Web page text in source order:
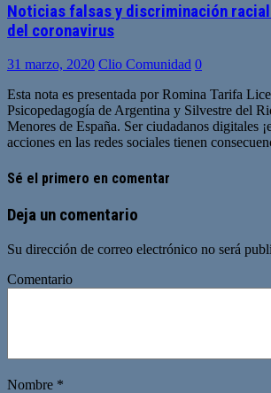
Noticias falsas y discriminación
del coronavirus
31 marzo, 2020 Clio Comunidad 0
Esta nota es presentada por Romina Tarifa
Psicopedagogía de Argentina y Silvestre del
Menores de España. Ser ciudadanos digitales
acciones en las redes sociales tienen
Sé el primero en comentar
Deja un comentario
Su dirección de correo electrónico no será
Comentario
Nombre *